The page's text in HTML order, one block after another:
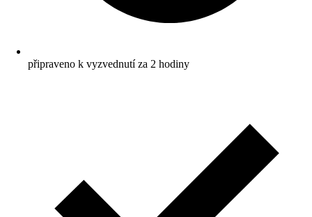
připraveno k vyzvednutí za 2 hodiny